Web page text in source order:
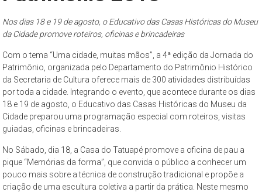
Paulo
Museu
da
Cidade
de
São
Paulo
–
complexo
cultural
museológico,
Nos dias 18 e 19 de agosto, o Educativo das Casas Históricas do Museu
da Cidade promove roteiros, oficinas e brincadeiras
Com o tema “Uma cidade, muitas mãos”, a 4ª edição da Jornada do
Patrimônio, organizada pelo Departamento do Patrimônio Histórico
da Secretaria de Cultura oferece mais de 300 atividades distribuídas
por toda a cidade. Integrando o evento, que acontece durante os dias
18 e 19 de agosto, o Educativo das Casas Históricas do Museu da
Cidade preparou uma programação especial com roteiros, visitas
guiadas, oficinas e brincadeiras.
No Sábado, dia 18, a Casa do Tatuapé promove a oficina de pau a
pique “Memórias da forma”, que convida o público a conhecer um
pouco mais sobre a técnica de construção tradicional e propõe a
criação de uma escultura coletiva a partir da prática. Neste mesmo